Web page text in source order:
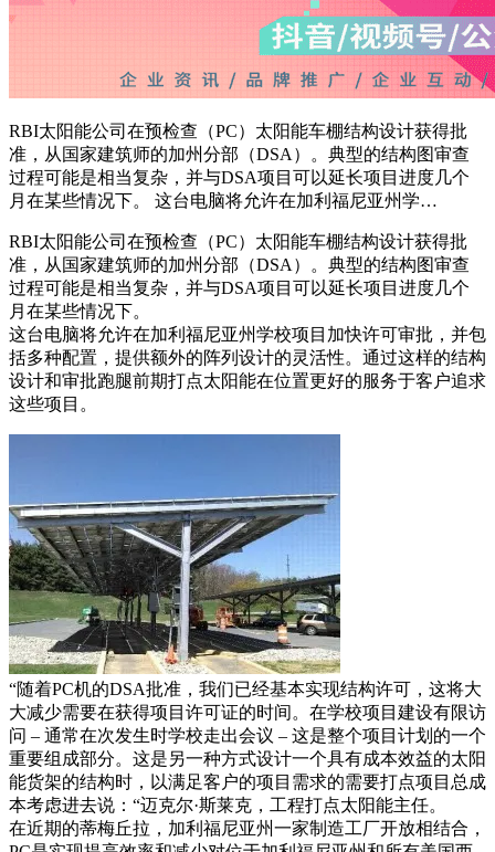
RBI太阳能公司在预检查（PC）太阳能车棚结构设计获得批
准，从国家建筑师的加州分部（DSA）。典型的结构图审查
过程可能是相当复杂，并与DSA项目可以延长项目进度几个
月在某些情况下。 这台电脑将允许在加利福尼亚州学…
RBI太阳能公司在预检查（PC）太阳能车棚结构设计获得批
准，从国家建筑师的加州分部（DSA）。典型的结构图审查
过程可能是相当复杂，并与DSA项目可以延长项目进度几个
月在某些情况下。
这台电脑将允许在加利福尼亚州学校项目加快许可审批，并包
括多种配置，提供额外的阵列设计的灵活性。通过这样的结构
设计和审批跑腿前期打点太阳能在位置更好的服务于客户追求
这些项目。
“随着PC机的DSA批准，我们已经基本实现结构许可，这将大
大减少需要在获得项目许可证的时间。在学校项目建设有限访
问 – 通常在次发生时学校走出会议 – 这是整个项目计划的一个
重要组成部分。这是另一种方式设计一个具有成本效益的太阳
能货架的结构时，以满足客户的项目需求的需要打点​​项目总成
本考虑进去说：“迈克尔·斯莱克，工程打点太阳能主任。
在近期的蒂梅丘拉，加利福尼亚州一家制造工厂开放相结合，